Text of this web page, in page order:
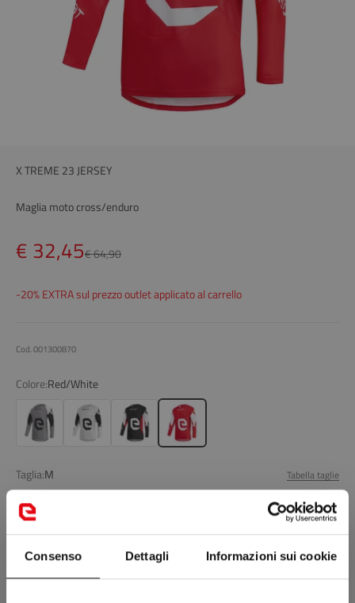
Consenso Dettagli Informazioni sui cookie
X TREME 23 JERSEY
Maglia moto cross/enduro
Prezzo scontato
€ 32,45Prezzo
€ 64,90
-20% EXTRA sul prezzo outlet applicato al carrello
Cod. 001300870
Colore:Red/White
Grey/Black
Light Grey/BlackBlack/Red/White
Red/White
Taglia:M Tabella taglie
M
Aggiungi al carrello